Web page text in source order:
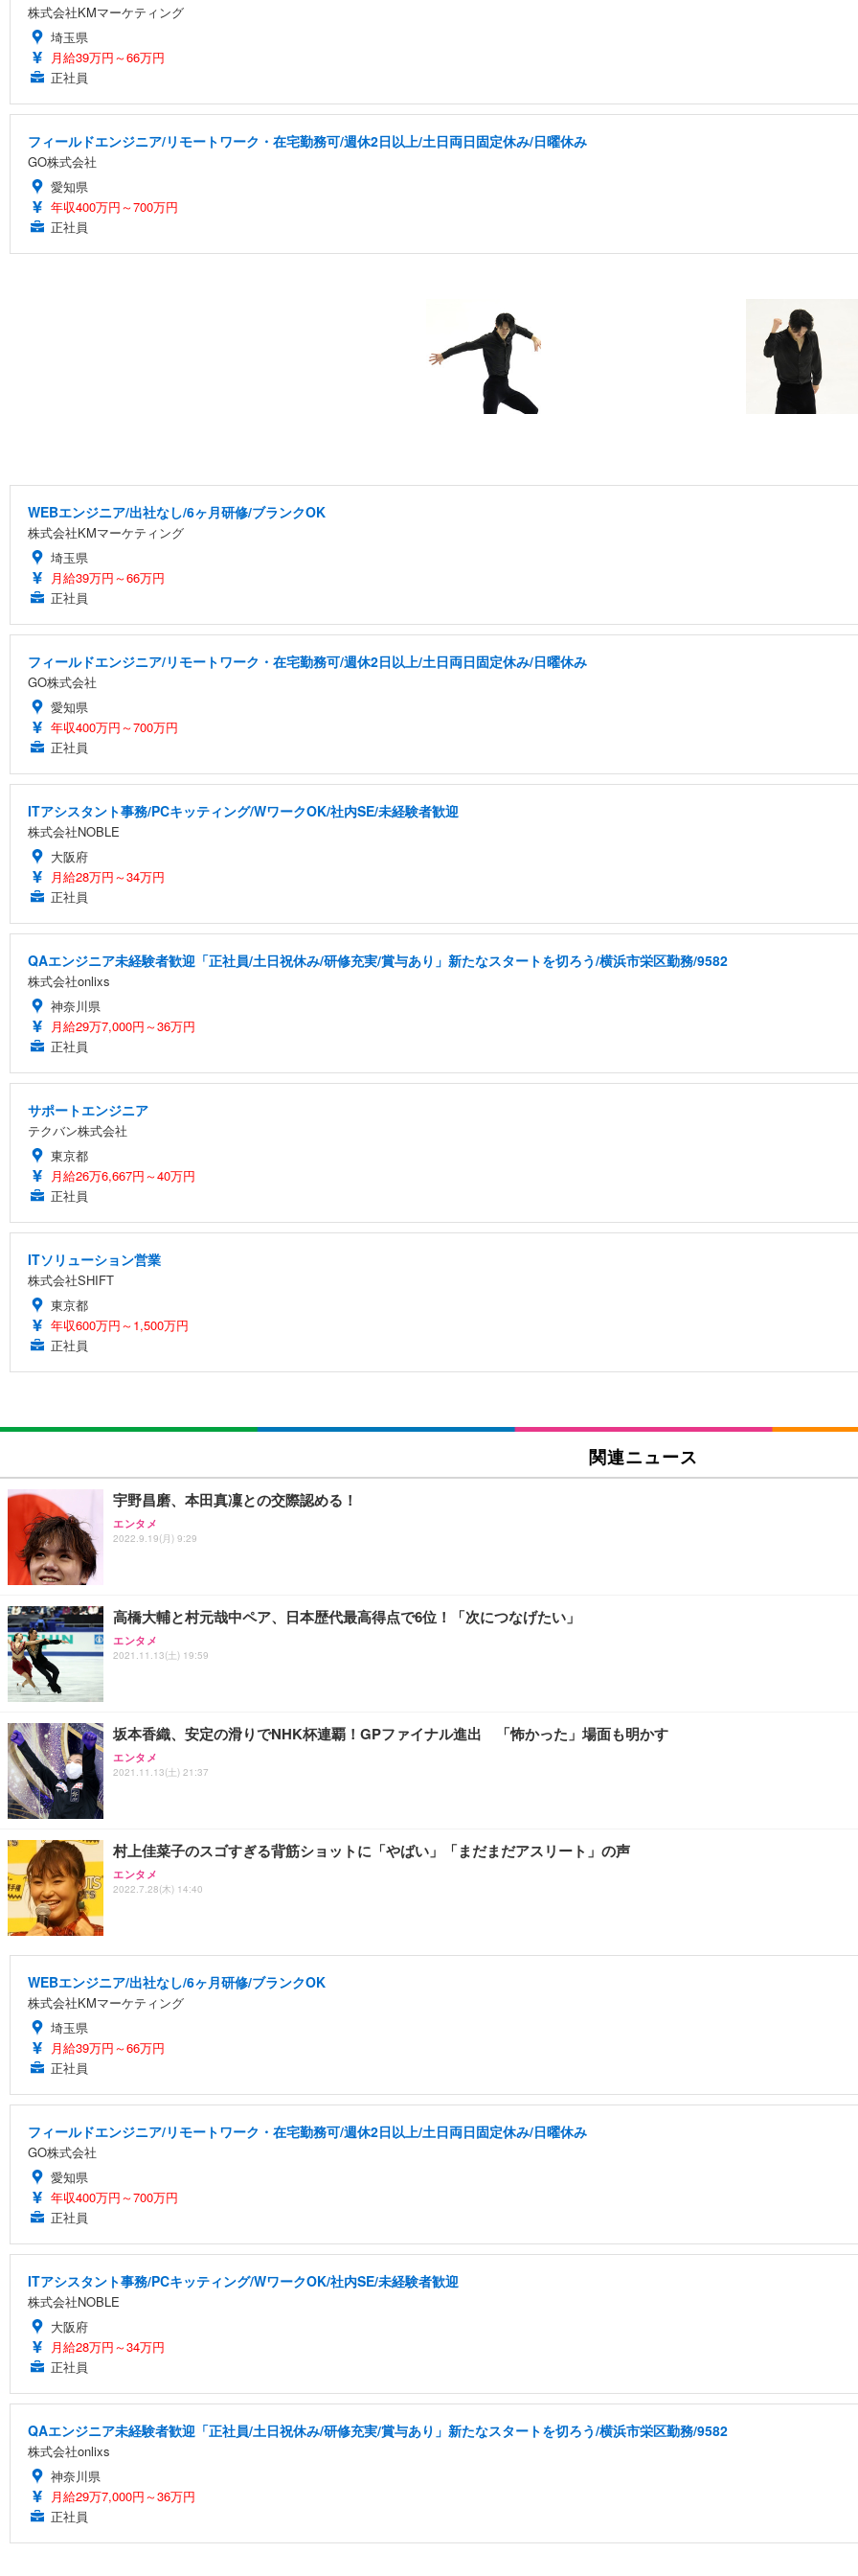
株式会社KMマーケティング
埼玉県
月給39万円～66万円
正社員
フィールドエンジニア/リモートワーク・在宅勤務可/週休2日以上/土日両日固定休み/日曜休み
GO株式会社
愛知県
年収400万円～700万円
正社員
WEBエンジニア/出社なし/6ヶ月研修/ブランクOK
株式会社KMマーケティング
埼玉県
月給39万円～66万円
正社員
フィールドエンジニア/リモートワーク・在宅勤務可/週休2日以上/土日両日固定休み/日曜休み
GO株式会社
愛知県
年収400万円～700万円
正社員
ITアシスタント事務/PCキッティング/WワークOK/社内SE/未経験者歓迎
株式会社NOBLE
大阪府
月給28万円～34万円
正社員
QAエンジニア未経験者歓迎「正社員/土日祝休み/研修充実/賞与あり」新たなスタートを切ろう/横浜市栄区勤務/9582
株式会社onlixs
神奈川県
月給29万7,000円～36万円
正社員
サポートエンジニア
テクバン株式会社
東京都
月給26万6,667円～40万円
正社員
ITソリューション営業
株式会社SHIFT
東京都
年収600万円～1,500万円
正社員
関連ニュース
宇野昌磨、本田真凜との交際認める！
エンタメ
2022.9.19(月) 9:29
高橋大輔と村元哉中ペア、日本歴代最高得点で6位！「次につなげたい」
エンタメ
2021.11.13(土) 19:59
坂本香織、安定の滑りでNHK杯連覇！GPファイナル進出 「怖かった」場面も明かす
エンタメ
2021.11.13(土) 21:37
村上佳菜子のスゴすぎる背筋ショットに「やばい」「まだまだアスリート」の声
エンタメ
2022.7.28(木) 14:40
WEBエンジニア/出社なし/6ヶ月研修/ブランクOK
株式会社KMマーケティング
埼玉県
月給39万円～66万円
正社員
フィールドエンジニア/リモートワーク・在宅勤務可/週休2日以上/土日両日固定休み/日曜休み
GO株式会社
愛知県
年収400万円～700万円
正社員
ITアシスタント事務/PCキッティング/WワークOK/社内SE/未経験者歓迎
株式会社NOBLE
大阪府
月給28万円～34万円
正社員
QAエンジニア未経験者歓迎「正社員/土日祝休み/研修充実/賞与あり」新たなスタートを切ろう/横浜市栄区勤務/9582
株式会社onlixs
神奈川県
月給29万7,000円～36万円
正社員